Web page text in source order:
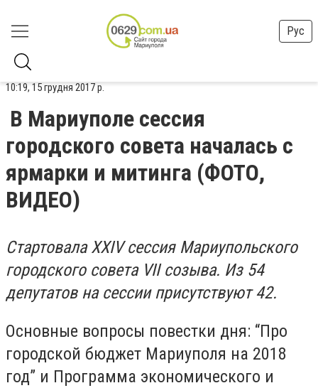
Рус
10:19, 15 грудня 2017 р.
В Мариуполе сессия
городского совета началась с
ярмарки и митинга (ФОТО,
ВИДЕО)
Стартовала XXIV сессия Мариупольского
городского совета VII созыва. Из 54
депутатов на сессии присутствуют 42.
Основные вопросы повестки дня: “Про
городской бюджет Мариуполя на 2018
год” и Программа экономического и